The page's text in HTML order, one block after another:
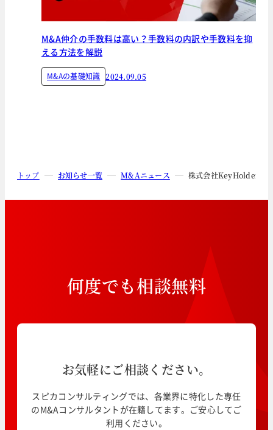
M&A仲介の手数料は高い？手数料の内訳や手数料を抑
える方法を解説
M&Aの基礎知識 2024.09.05
トップ お知らせ一覧 M&Aニュース 株式会社KeyHolderに
何度でも相談無料
お気軽にご相談ください。
スピカコンサルティングでは、各業界に特化した専任
のM&Aコンサルタントが在籍してます。ご安心してご
利用ください。